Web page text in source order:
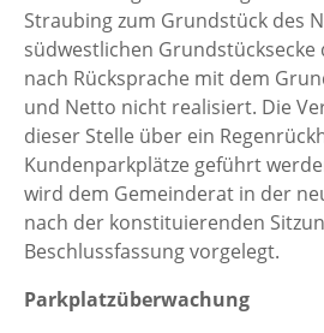
Straubing zum Grundstück des
südwestlichen Grundstücksecke
nach Rücksprache mit dem
und Netto nicht realisiert. Die
dieser Stelle über ein
Kundenparkplätze geführt
wird dem Gemeinderat in der
nach der konstituierenden
Beschlussfassung vorgelegt.
Parkplatzüberwachung